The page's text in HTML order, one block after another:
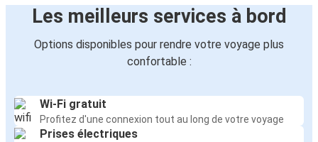
Les meilleurs services à bord
Options disponibles pour rendre votre voyage plus
confortable :
Wi-Fi gratuit
Profitez d'une connexion tout au long de votre voyage
Prises électriques